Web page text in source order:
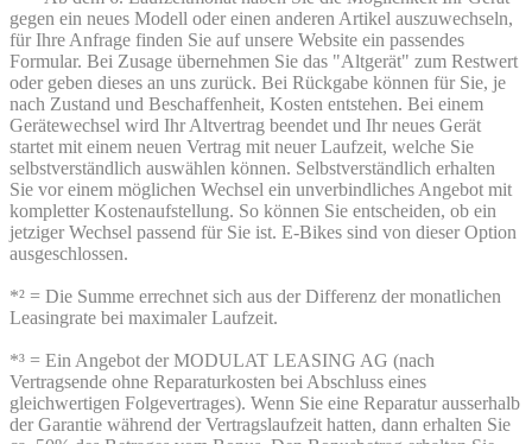
gegen ein neues Modell oder einen anderen Artikel auszuwechseln,
für Ihre Anfrage finden Sie auf unsere Website ein passendes
Formular. Bei Zusage übernehmen Sie das "Altgerät" zum Restwert
oder geben dieses an uns zurück. Bei Rückgabe können für Sie, je
nach Zustand und Beschaffenheit, Kosten entstehen. Bei einem
Gerätewechsel wird Ihr Altvertrag beendet und Ihr neues Gerät
startet mit einem neuen Vertrag mit neuer Laufzeit, welche Sie
selbstverständlich auswählen können. Selbstverständlich erhalten
Sie vor einem möglichen Wechsel ein unverbindliches Angebot mit
kompletter Kostenaufstellung. So können Sie entscheiden, ob ein
jetziger Wechsel passend für Sie ist. E-Bikes sind von dieser Option
ausgeschlossen.
*² = Die Summe errechnet sich aus der Differenz der monatlichen
Leasingrate bei maximaler Laufzeit.
*³ = Ein Angebot der MODULAT LEASING AG (nach
Vertragsende ohne Reparaturkosten bei Abschluss eines
gleichwertigen Folgevertrages). Wenn Sie eine Reparatur ausserhalb
der Garantie während der Vertragslaufzeit hatten, dann erhalten Sie